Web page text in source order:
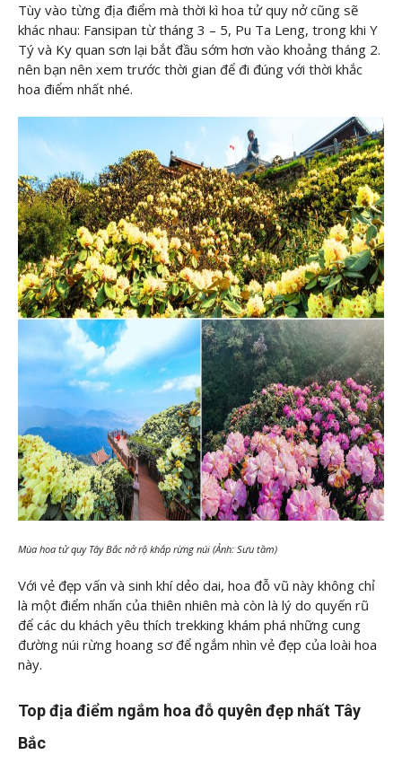
Tùy vào từng địa điểm mà thời kì hoa tử quy nở cũng sẽ
khác nhau: Fansipan từ tháng 3 – 5, Pu Ta Leng, trong khi Y
Tý và Ky quan sơn lại bắt đầu sớm hơn vào khoảng tháng 2.
nên bạn nên xem trước thời gian để đi đúng với thời khắc
hoa điểm nhất nhé.
Mùa hoa tử quy Tây Bắc nở rộ khắp rừng núi (Ảnh: Sưu tầm)
Với vẻ đẹp vấn và sinh khí dẻo dai, hoa đỗ vũ này không chỉ
là một điểm nhấn của thiên nhiên mà còn là lý do quyến rũ
để các du khách yêu thích trekking khám phá những cung
đường núi rừng hoang sơ để ngắm nhìn vẻ đẹp của loài hoa
này.
Top địa điểm ngắm hoa đỗ quyên đẹp nhất Tây
Bắc